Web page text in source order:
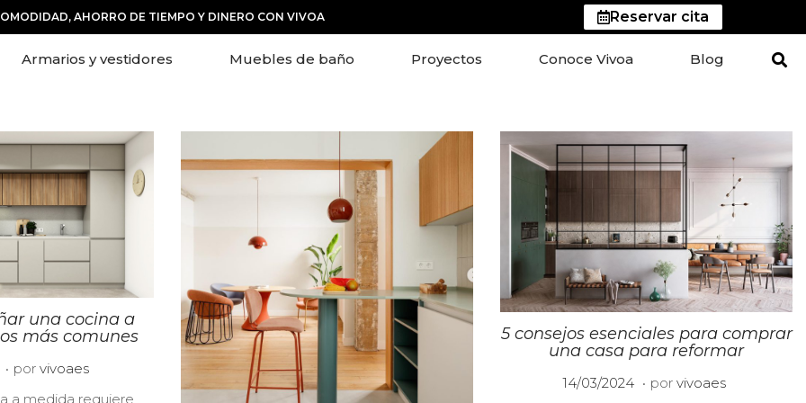
AHORRO DE TIEMPO Y DINERO CON VIVOA Reservar cita
Armarios y vestidores Muebles de baño Proyectos Conoce Vivoa Blog
una cocina a
más comunes
2. por vivoaes
a medida requiere
5 consejos esenciales para comprar
una casa para reformar
P
14/03/2024 0. por vivoaes